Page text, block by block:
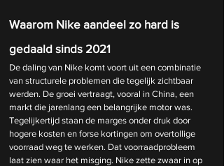
Waarom Nike aandeel zo hard is
gedaald sinds 2021
De daling van Nike komt voort uit een combinatie
van structurele problemen die tegelijk zichtbaar
werden. De groei vertraagt, vooral in China, een
markt die jarenlang een belangrijke motor was.
Tegelijkertijd staan de marges onder druk door
hogere kosten en forse kortingen om overtollige
voorraad weg te werken. Dat voorraadprobleem
laat zien waar het misging. Nike zette zwaar in op